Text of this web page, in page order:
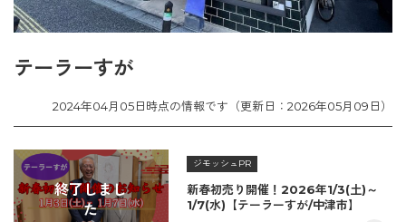
テーラーすが
2024年04月05日時点の情報です（更新日：2026年05月09日）
終了しまし
た
ジモッシュPR
新春初売り開催！2026年1/3(土)～
1/7(水)【テーラーすが/中津市】